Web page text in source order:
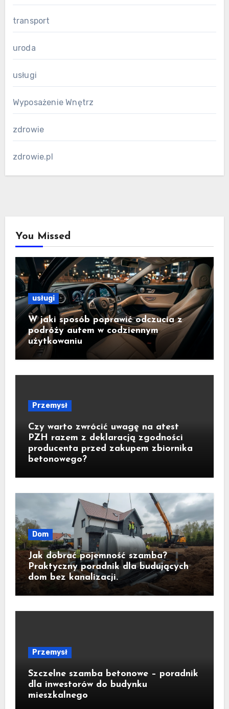
transport
uroda
usługi
Wyposażenie Wnętrz
zdrowie
zdrowie.pl
You Missed
usługi
W jaki sposób poprawić odczucia z
podróży autem w codziennym
użytkowaniu
Przemysł
Czy warto zwrócić uwagę na atest
PZH razem z deklaracją zgodności
producenta przed zakupem zbiornika
betonowego?
Dom
Jak dobrać pojemność szamba?
Praktyczny poradnik dla budujących
dom bez kanalizacji.
Przemysł
Szczelne szamba betonowe – poradnik
dla inwestorów do budynku
mieszkalnego